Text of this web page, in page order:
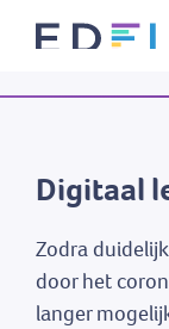
Digitaal
Zodra
door het
langer